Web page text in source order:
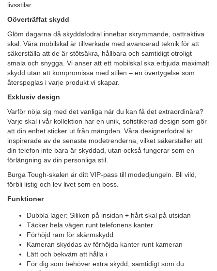
livsstilar.
Oöverträffat skydd
Glöm dagarna då skyddsfodral innebar skrymmande, oattraktiva
skal. Våra mobilskal är tillverkade med avancerad teknik för att
säkerställa att de är stötsäkra, hållbara och samtidigt otroligt
smala och snygga. Vi anser att ett mobilskal ska erbjuda maximalt
skydd utan att kompromissa med stilen – en övertygelse som
återspeglas i varje produkt vi skapar.
Exklusiv design
Varför nöja sig med det vanliga när du kan få det extraordinära?
Varje skal i vår kollektion har en unik, sofistikerad design som gör
att din enhet sticker ut från mängden. Våra designerfodral är
inspirerade av de senaste modetrenderna, vilket säkerställer att
din telefon inte bara är skyddad, utan också fungerar som en
förlängning av din personliga stil.
Burga Tough-skalen är ditt VIP-pass till modedjungeln. Bli vild,
förbli listig och lev livet som en boss.
Funktioner
Dubbla lager: Silikon på insidan + hårt skal på utsidan
Täcker hela vägen runt telefonens kanter
Förhöjd ram för skärmskydd
Kameran skyddas av förhöjda kanter runt kameran
Lätt och bekväm att hålla i
För dig som behöver extra skydd, samtidigt som du